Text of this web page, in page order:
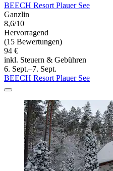
BEECH Resort Plauer See
Ganzlin
8,6/10
Hervorragend
(15 Bewertungen)
94 €
inkl. Steuern & Gebühren
6. Sept.–7. Sept.
BEECH Resort Plauer See